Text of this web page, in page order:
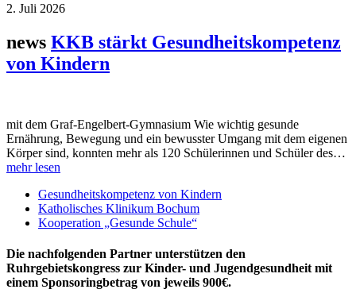
2. Juli 2026
news KKB stärkt Gesundheitskompetenz
von Kindern
mit dem Graf-Engelbert-Gymnasium Wie wichtig gesunde
Ernährung, Bewegung und ein bewusster Umgang mit dem eigenen
Körper sind, konnten mehr als 120 Schülerinnen und Schüler des…
mehr lesen
Gesundheitskompetenz von Kindern
Katholisches Klinikum Bochum
Kooperation „Gesunde Schule“
Die nachfolgenden Partner unterstützen den
Ruhrgebietskongress zur Kinder- und Jugendgesundheit mit
einem Sponsoringbetrag von jeweils 900€.